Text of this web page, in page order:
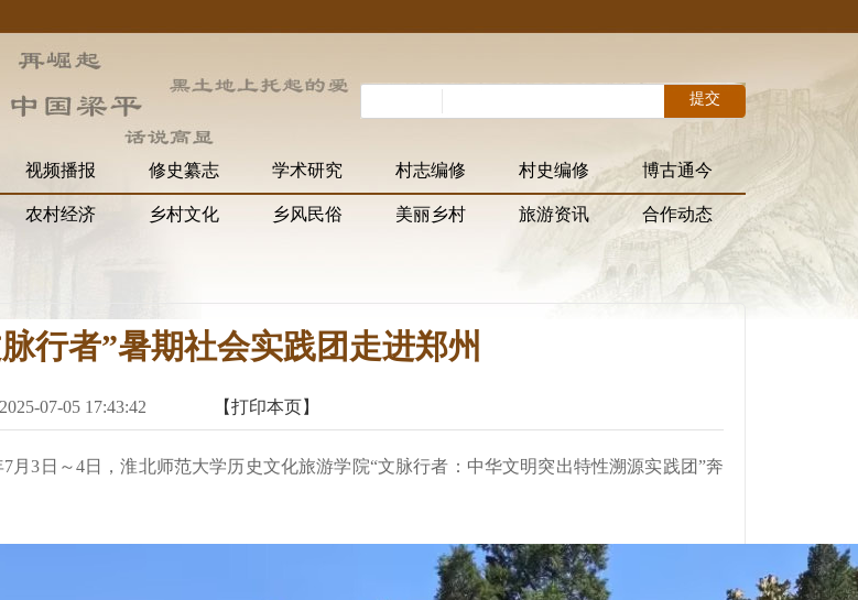
视频播报 修史纂志 学术研究 村志编修 村史编修 博古通今
农村经济 乡村文化 乡风民俗 美丽乡村 旅游资讯 合作动态
行者”暑期社会实践团走进郑州
2025-07-05 17:43:42 【打印本页】
7月3日～4日，淮北师范大学历史文化旅游学院“文脉行者：中华文明突出特性溯源实践团”奔